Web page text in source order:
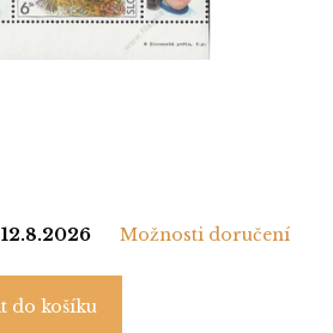
12.8.2026 Možnosti doručení
do košíku